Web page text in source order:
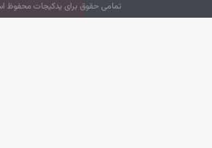
تمامی حقوق برای یدکیجات محفوظ است.